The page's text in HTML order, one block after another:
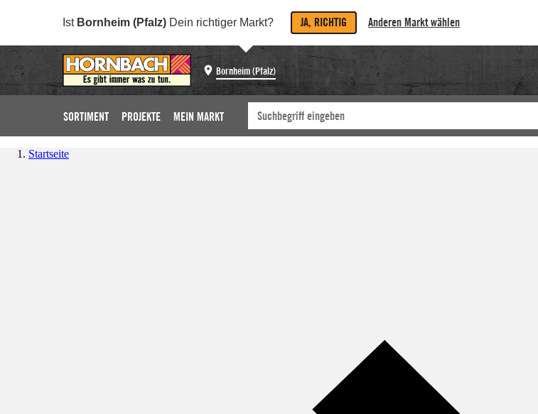
Ist Bornheim (Pfalz) Dein richtiger Markt? JA, RICHTIG Anderen Markt wählen
Bornheim (Pfalz)
SORTIMENT PROJEKTE MEIN MARKT
Startseite